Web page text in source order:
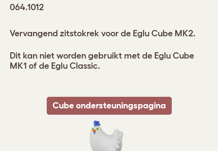
064.1012
Vervangend zitstokrek voor de Eglu Cube MK2.
Dit kan niet worden gebruikt met de Eglu Cube
MK1 of de Eglu Classic.
Cube ondersteuningspagina